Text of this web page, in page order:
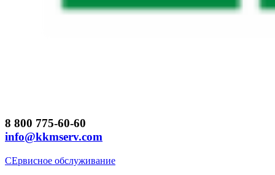
8 800 775-60-60
info@kkmserv.com
СЕрвисное обслуживание